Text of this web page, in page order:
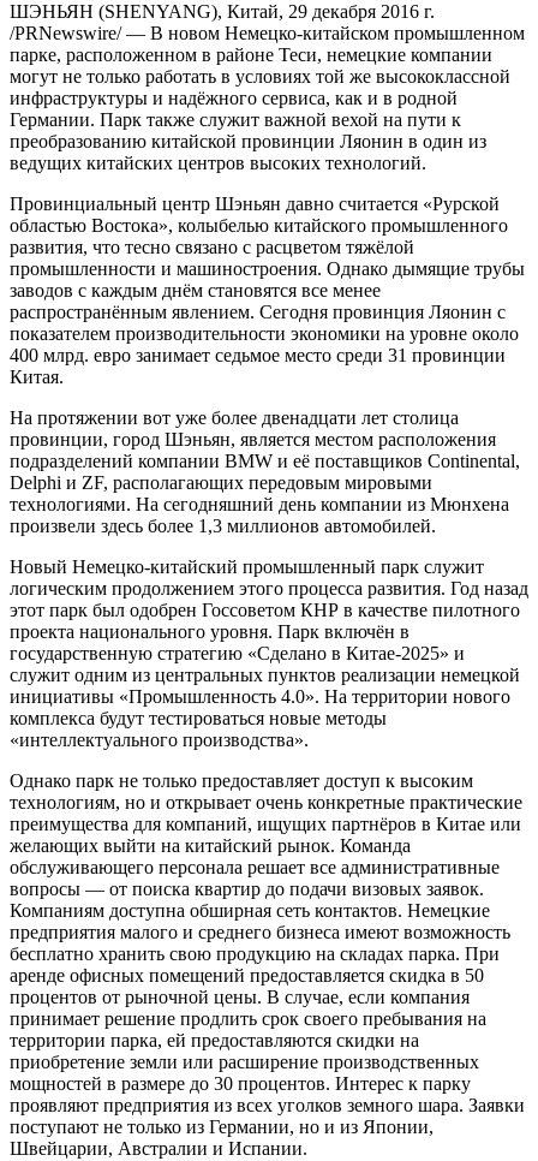
ШЭНЬЯН (SHENYANG), Китай, 29 декабря 2016 г.
/PRNewswire/ — В новом Немецко-китайском промышленном
парке, расположенном в районе Теси, немецкие компании
могут не только работать в условиях той же высококлассной
инфраструктуры и надёжного сервиса, как и в родной
Германии. Парк также служит важной вехой на пути к
преобразованию китайской провинции Ляонин в один из
ведущих китайских центров высоких технологий.
Провинциальный центр Шэньян давно считается «Рурской
областью Востока», колыбелью китайского промышленного
развития, что тесно связано с расцветом тяжёлой
промышленности и машиностроения. Однако дымящие трубы
заводов с каждым днём становятся все менее
распространённым явлением. Сегодня провинция Ляонин с
показателем производительности экономики на уровне около
400 млрд. евро занимает седьмое место среди 31 провинции
Китая.
На протяжении вот уже более двенадцати лет столица
провинции, город Шэньян, является местом расположения
подразделений компании BMW и её поставщиков Continental,
Delphi и ZF, располагающих передовым мировыми
технологиями. На сегодняшний день компании из Мюнхена
произвели здесь более 1,3 миллионов автомобилей.
Новый Немецко-китайский промышленный парк служит
логическим продолжением этого процесса развития. Год назад
этот парк был одобрен Госсоветом КНР в качестве пилотного
проекта национального уровня. Парк включён в
государственную стратегию «Сделано в Китае-2025» и
служит одним из центральных пунктов реализации немецкой
инициативы «Промышленность 4.0». На территории нового
комплекса будут тестироваться новые методы
«интеллектуального производства».
Однако парк не только предоставляет доступ к высоким
технологиям, но и открывает очень конкретные практические
преимущества для компаний, ищущих партнёров в Китае или
желающих выйти на китайский рынок. Команда
обслуживающего персонала решает все административные
вопросы — от поиска квартир до подачи визовых заявок.
Компаниям доступна обширная сеть контактов. Немецкие
предприятия малого и среднего бизнеса имеют возможность
бесплатно хранить свою продукцию на складах парка. При
аренде офисных помещений предоставляется скидка в 50
процентов от рыночной цены. В случае, если компания
принимает решение продлить срок своего пребывания на
территории парка, ей предоставляются скидки на
приобретение земли или расширение производственных
мощностей в размере до 30 процентов. Интерес к парку
проявляют предприятия из всех уголков земного шара. Заявки
поступают не только из Германии, но и из Японии,
Швейцарии, Австралии и Испании.